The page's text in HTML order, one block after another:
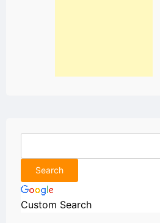
Custom Search